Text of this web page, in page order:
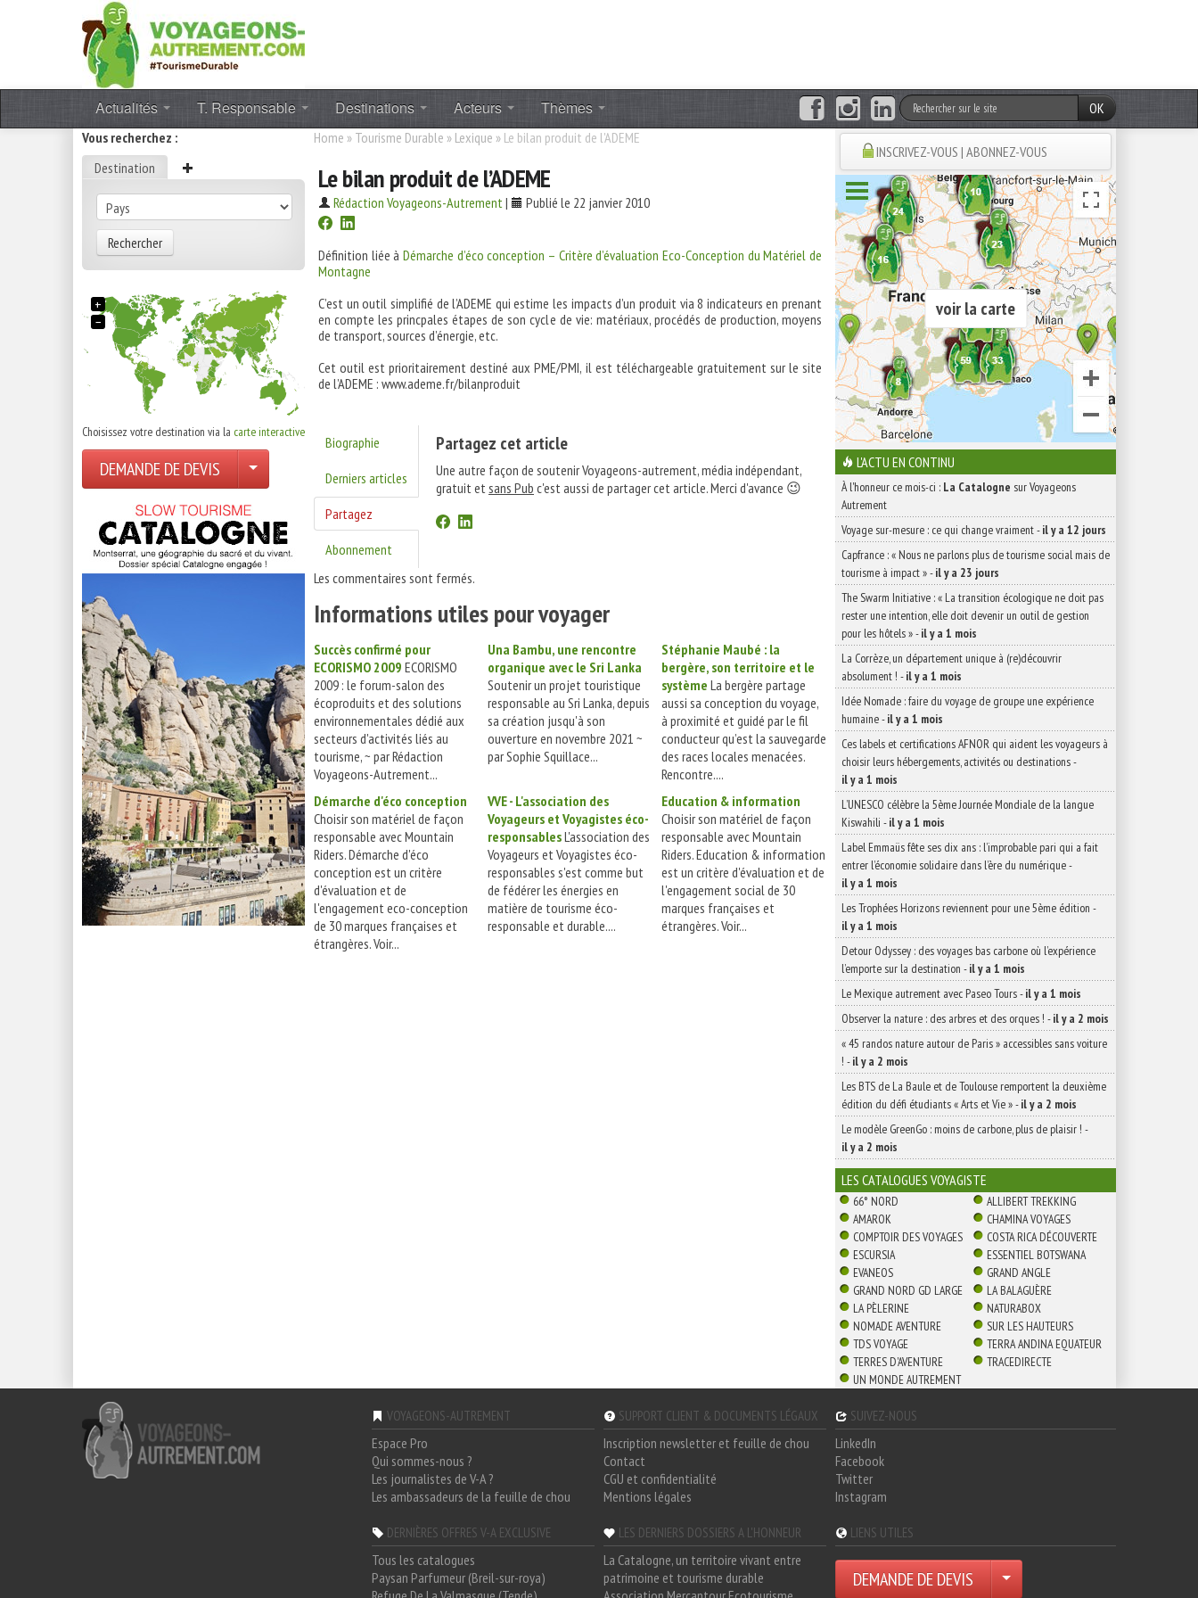
Actualités T. Responsable Destinations Acteurs Thèmes
OK
Vous recherchez :
Destination
Rechercher
+
−
Choisissez votre destination via la carte interactive
DEMANDE DE DEVIS
Home » Tourisme Durable » Lexique » Le bilan produit de l'ADEME
Le bilan produit de l’ADEME
Rédaction Voyageons-Autrement| Publié le 22 janvier 2010
Définition liée à Démarche d’éco conception – Critère d’évaluation Eco-Conception du Matériel de
Montagne
C’est un outil simplifié de l’ADEME qui estime les impacts d’un produit via 8 indicateurs en prenant
en compte les princpales étapes de son cycle de vie: matériaux, procédés de production, moyens
de transport, sources d’énergie, etc.
Cet outil est prioritairement destiné aux PME/PMI, il est téléchargeable gratuitement sur le site
de l’ADEME : www.ademe.fr/bilanproduit
Biographie
Derniers articles
Partagez
Abonnement
Partagez cet article
Une autre façon de soutenir Voyageons-autrement, média indépendant,
gratuit etsans Pub c'est aussi de partager cet article. Merci d'avance 😉
Les commentaires sont fermés.
Informations utiles pour voyager
Succès confirmé pour
ECORISMO 2009 ECORISMO
2009 : le forum-salon des
écoproduits et des solutions
environnementales dédié aux
secteurs d'activités liés au
tourisme, ~ par Rédaction
Voyageons-Autrement...
Una Bambu, une rencontre
organique avec le Sri Lanka
Soutenir un projet touristique
responsable au Sri Lanka, depuis
sa création jusqu'à son
ouverture en novembre 2021 ~
par Sophie Squillace...
Stéphanie Maubé : la
bergère, son territoire et le
système La bergère partage
aussi sa conception du voyage,
à proximité et guidé par le fil
conducteur qu’est la sauvegarde
des races locales menacées.
Rencontre....
Démarche d'éco conception
Choisir son matériel de façon
responsable avec Mountain
Riders. Démarche d'éco
conception est un critère
d'évaluation et de
l'engagement eco-conception
de 30 marques françaises et
étrangères. Voir...
VVE - L'association des
Voyageurs et Voyagistes éco-
responsablesL'association des
Voyageurs et Voyagistes éco-
responsables s'est comme but
de fédérer les énergies en
matière de tourisme éco-
responsable et durable....
Education & information
Choisir son matériel de façon
responsable avec Mountain
Riders. Education & information
est un critère d'évaluation et de
l'engagement social de 30
marques françaises et
étrangères. Voir...
INSCRIVEZ-VOUS | ABONNEZ-VOUS
voir la carte
L'ACTU EN CONTINU
À l'honneur ce mois-ci : La Catalogne sur Voyageons
Autrement
Voyage sur-mesure : ce qui change vraiment-il y a 12 jours
Capfrance : « Nous ne parlons plus de tourisme social mais de
tourisme à impact »-il y a 23 jours
The Swarm Initiative : « La transition écologique ne doit pas
rester une intention, elle doit devenir un outil de gestion
pour les hôtels »-il y a 1 mois
La Corrèze, un département unique à (re)découvrir
absolument ! -il y a 1 mois
Idée Nomade : faire du voyage de groupe une expérience
humaine-il y a 1 mois
Ces labels et certifications AFNOR qui aident les voyageurs à
choisir leurs hébergements, activités ou destinations-
il y a 1 mois
L’UNESCO célèbre la 5ème Journée Mondiale de la langue
Kiswahili -il y a 1 mois
Label Emmaüs fête ses dix ans : l’improbable pari qui a fait
entrer l’économie solidaire dans l’ère du numérique-
il y a 1 mois
Les Trophées Horizons reviennent pour une 5ème édition -
il y a 1 mois
Detour Odyssey : des voyages bas carbone où l’expérience
l’emporte sur la destination -il y a 1 mois
Le Mexique autrement avec Paseo Tours-il y a 1 mois
Observer la nature : des arbres et des orques ! -il y a 2 mois
« 45 randos nature autour de Paris » accessibles sans voiture
! -il y a 2 mois
Les BTS de La Baule et de Toulouse remportent la deuxième
édition du défi étudiants « Arts et Vie »-il y a 2 mois
Le modèle GreenGo : moins de carbone, plus de plaisir ! -
il y a 2 mois
LES CATALOGUES VOYAGISTE
66° NORD
ALLIBERT TREKKING
AMAROK
CHAMINA VOYAGES
COMPTOIR DES VOYAGES
COSTA RICA DÉCOUVERTE
ESCURSIA
ESSENTIEL BOTSWANA
EVANEOS
GRAND ANGLE
GRAND NORD GD LARGE
LA BALAGUÈRE
LA PÈLERINE
NATURABOX
NOMADE AVENTURE
SUR LES HAUTEURS
TDS VOYAGE
TERRA ANDINA EQUATEUR
TERRES D'AVENTURE
TRACEDIRECTE
UN MONDE AUTREMENT
VOYAGEONS-AUTREMENT
Espace Pro
Qui sommes-nous ?
Les journalistes de V-A ?
Les ambassadeurs de la feuille de chou
SUPPORT CLIENT & DOCUMENTS LÉGAUX
Inscription newsletter et feuille de chou
Contact
CGU et confidentialité
Mentions légales
SUIVEZ-NOUS
LinkedIn
Facebook
Twitter
Instagram
DERNIÈRES OFFRES V-A EXCLUSIVE
Tous les catalogues
Paysan Parfumeur (Breil-sur-roya)
LES DERNIERS DOSSIERS A L'HONNEUR
La Catalogne, un territoire vivant entre
patrimoine et tourisme durable
LIENS UTILES
DEMANDE DE DEVIS